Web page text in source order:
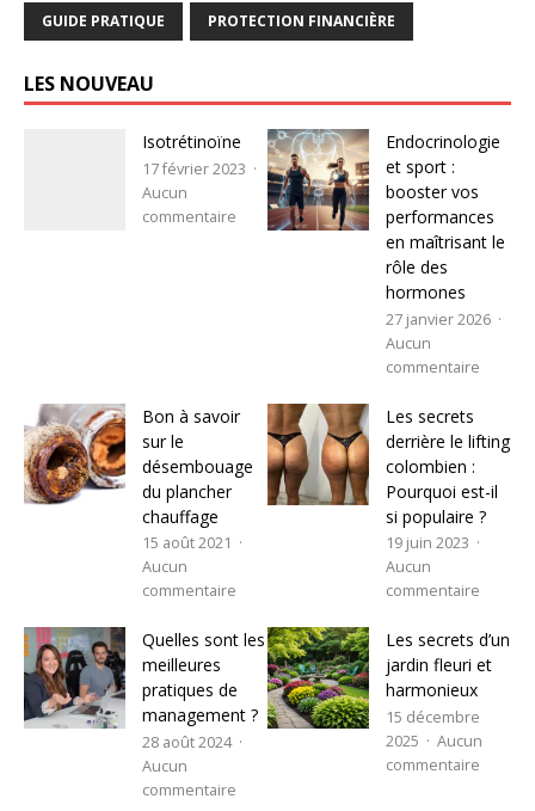
GUIDE PRATIQUE PROTECTION FINANCIÈRE
LES NOUVEAU
Isotrétinoïne
17 février 2023
Aucun
commentaire
Endocrinologie
et sport :
booster vos
performances
en maîtrisant le
rôle des
hormones
27 janvier 2026
Aucun
commentaire
Bon à savoir
sur le
désembouage
du plancher
chauffage
15 août 2021
Aucun
commentaire
Les secrets
derrière le lifting
colombien :
Pourquoi est-il
si populaire ?
19 juin 2023
Aucun
commentaire
Quelles sont les
meilleures
pratiques de
management ?
28 août 2024
Aucun
commentaire
Les secrets d’un
jardin fleuri et
harmonieux
15 décembre
2025
Aucun
commentaire